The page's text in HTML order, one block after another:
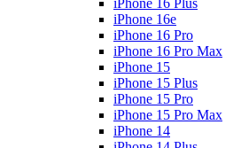
iPhone 16 Plus
iPhone 16e
iPhone 16 Pro
iPhone 16 Pro Max
iPhone 15
iPhone 15 Plus
iPhone 15 Pro
iPhone 15 Pro Max
iPhone 14